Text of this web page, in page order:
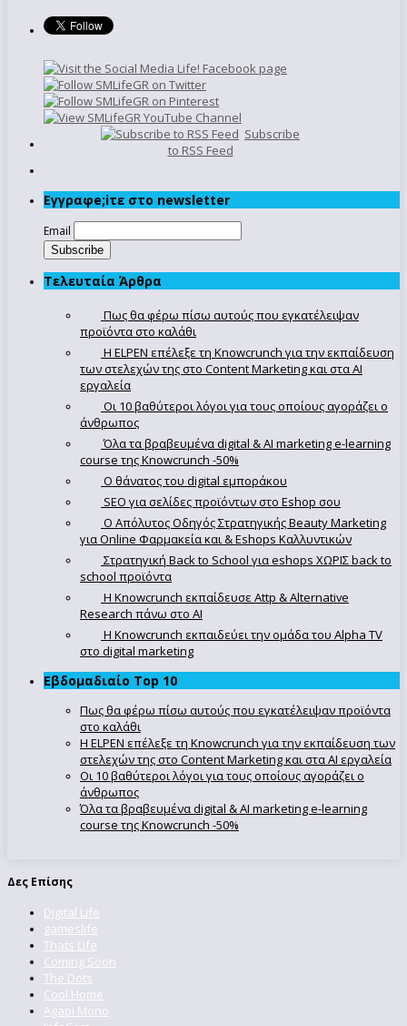
Subscribe
to RSS Feed
Εγγραφe;iτε στο newsletter
Email
Τελευταία Άρθρα
Πως θα φέρω πίσω αυτούς που εγκατέλειψαν
προϊόντα στο καλάθι
Η ELPEN επέλεξε τη Knowcrunch για την εκπαίδευση
των στελεχών της στο Content Marketing και στα AI
εργαλεία
Οι 10 βαθύτεροι λόγοι για τους οποίους αγοράζει ο
άνθρωπος
Όλα τα βραβευμένα digital & AI marketing e-learning
course της Knowcrunch -50%
Ο θάνατος του digital εμποράκου
SEO για σελίδες προϊόντων στο Eshop σου
Ο Απόλυτoς Οδηγός Στρατηγικής Beauty Marketing
για Online Φαρμακεία και & Eshops Καλλυντικών
Στρατηγική Back to School για eshops ΧΩΡΙΣ back to
school προϊόντα
Η Knowcrunch εκπαίδευσε Attp & Alternative
Research πάνω στο ΑΙ
Η Knowcrunch εκπαιδεύει την ομάδα του Alpha TV
στο digital marketing
Εβδομαδιαίο Top 10
Πως θα φέρω πίσω αυτούς που εγκατέλειψαν προϊόντα
στο καλάθι
Η ELPEN επέλεξε τη Knowcrunch για την εκπαίδευση των
στελεχών της στο Content Marketing και στα AI εργαλεία
Οι 10 βαθύτεροι λόγοι για τους οποίους αγοράζει ο
άνθρωπος
Όλα τα βραβευμένα digital & AI marketing e-learning
course της Knowcrunch -50%
Δες Επίσης
Digital Life
gameslife
Thats Life
Coming Soon
The Dots
Cool Home
Agapi Mono